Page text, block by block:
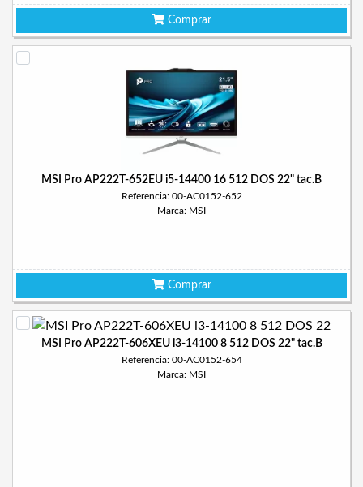
Comprar
MSI Pro AP222T-652EU i5-14400 16 512 DOS 22" tac.B
Referencia: 00-AC0152-652
Marca: MSI
Comprar
MSI Pro AP222T-606XEU i3-14100 8 512 DOS 22" tac.B
Referencia: 00-AC0152-654
Marca: MSI